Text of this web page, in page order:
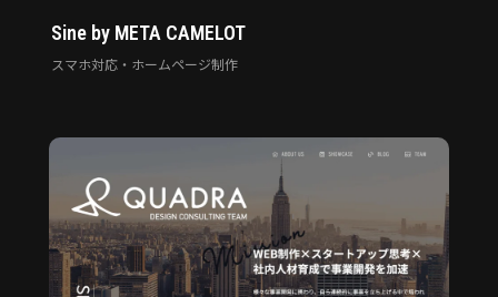
Sine by META CAMELOT
スマホ対応・ホームページ制作